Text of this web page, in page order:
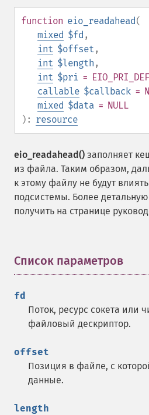
function eio_readahead(
mixed $fd ,
int $offset ,
int $length ,
int $pri =
callable $callback =
mixed $data = NULL
): resource
eio_readahead() заполняет
из файла. Таким образом,
к этому файлу не будут
подсистемы. Более
получить на странице
Список параметров
fd
Поток, ресурс сокета или
файловый дескриптор.
offset
Позиция в файле, с
данные.
length